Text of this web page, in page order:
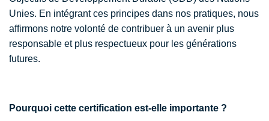
Unies. En intégrant ces principes dans nos pratiques, nous
affirmons notre volonté de contribuer à un avenir plus
responsable et plus respectueux pour les générations
futures.
Pourquoi cette certification est-elle importante ?